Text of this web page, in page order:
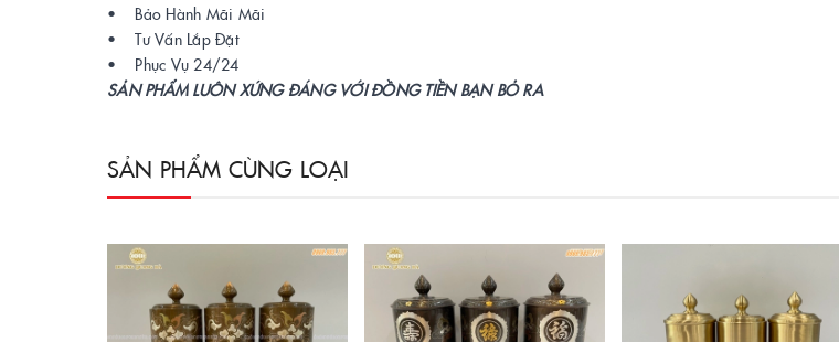
• Bảo Hành Mãi Mãi
• Tư Vấn Lắp Đặt
• Phục Vụ 24/24
SẢN PHẨM LUÔN XỨNG ĐÁNG VỚI ĐỒNG TIỀN BẠN BỎ RA
SẢN PHẨM CÙNG LOẠI